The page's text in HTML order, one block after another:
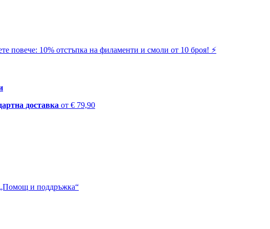
повече: 10% отстъпка на филаменти и смоли от 10 броя! ⚡️
доставка от € 79,90
и поддръжка“